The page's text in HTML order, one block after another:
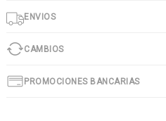
ENVIOS
CAMBIOS
PROMOCIONES BANCARIAS